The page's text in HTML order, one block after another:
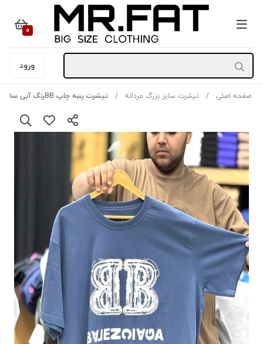
0
ورود
صفحه اصلی تیشرت سایز بزرگ مردانه تیشرت پنبه چاپ BBرنگ آبی سایز3XL